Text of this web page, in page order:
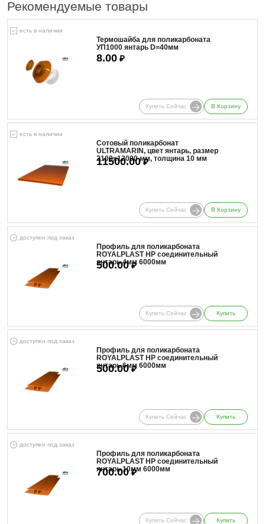
Рекомендуемые товары
есть в наличии
Термошайба для поликарбоната
УП1000 янтарь D=40мм
8.00 ₽
Купить Сейчас В Корзину
есть в наличии
Сотовый поликарбонат
ULTRAMARIN, цвет янтарь, размер
2100x12000 мм, толщина 10 мм
11500.00₽
Купить Сейчас В Корзину
доступен под заказ
Профиль для поликарбоната
ROYALPLAST HP соединительный
янтарь 4мм 6000мм
500.00₽
Купить Сейчас Купить
доступен под заказ
Профиль для поликарбоната
ROYALPLAST HP соединительный
янтарь 6мм 6000мм
500.00₽
Купить Сейчас Купить
доступен под заказ
Профиль для поликарбоната
ROYALPLAST HP соединительный
янтарь 10мм 6000мм
700.00₽
Купить Сейчас Купить